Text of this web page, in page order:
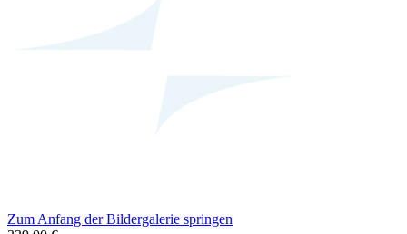
Zum Anfang der Bildergalerie springen